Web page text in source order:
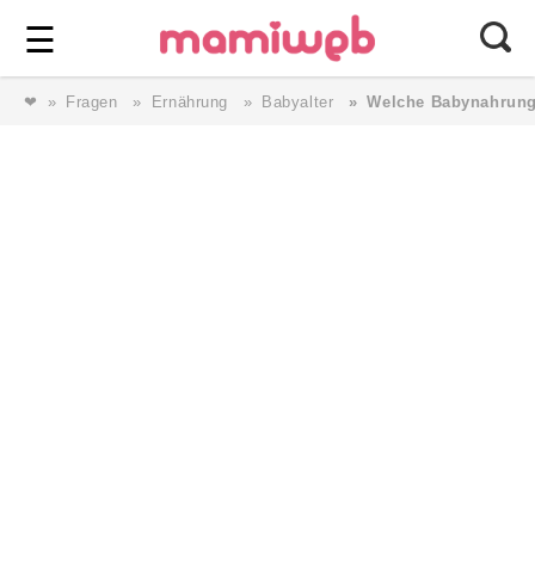
☰ ⎯ Wir lieben Familie ⎯
❤ Fragen Ernährung Babyalter Welche